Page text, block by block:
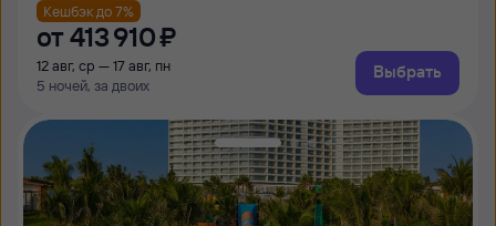
Кешбэк до 7%
от 413 ⁠910 ⁠₽
12 авг, ср — 17 авг, пн
5 ночей, за двоих
Выбрать